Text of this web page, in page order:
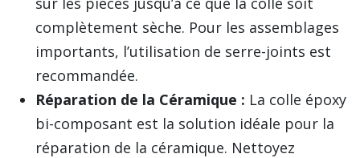
complètement sèche. Pour les assemblages
importants, l’utilisation de serre-joints est
recommandée.
Réparation de la Céramique : La colle époxy
bi-composant est la solution idéale pour la
réparation de la céramique. Nettoyez